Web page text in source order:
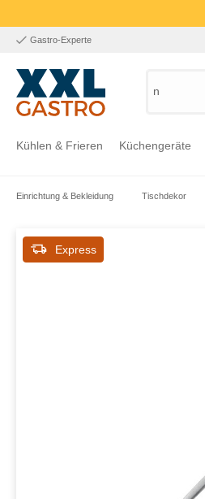
Gastro-Experte
nach
Kühlen & Frieren Küchengeräte
Einrichtung & Bekleidung Tischdekor
Express